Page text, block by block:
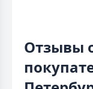
Отзывы